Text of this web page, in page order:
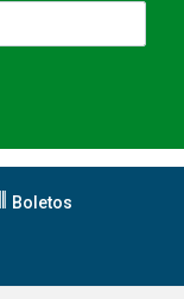
Boletos